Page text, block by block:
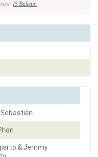
IS Bulletin
Sebastian
& Jemmy